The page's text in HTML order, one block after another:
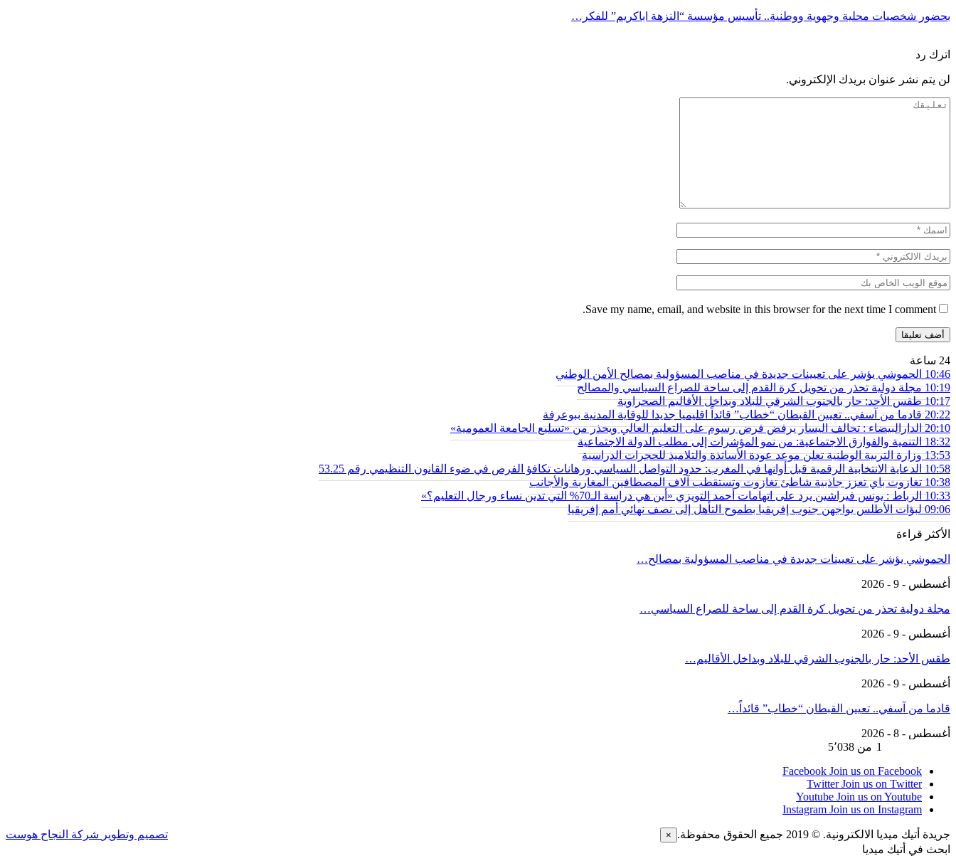
بحضور شخصيات محلية وجهوية ووطنية.. تأسيس مؤسسة “النزهة اباكريم” للفكر…
اترك رد
لن يتم نشر عنوان بريدك الإلكتروني.
Save my name, email, and website in this browser for the next time I comment.
24 ساعة
10:46 الحموشي يؤشر على تعيينات جديدة في مناصب المسؤولية بمصالح الأمن الوطني
10:19 مجلة دولية تحذر من تحويل كرة القدم إلى ساحة للصراع السياسي والمصالح
10:17 طقس الأحد: حار بالجنوب الشرقي للبلاد وبداخل الأقاليم الصحراوية
20:22 قادما من آسفي.. تعيين القبطان “خطاب” قائداً اقليميا جديدا للوقاية المدنية ببوعرفة
20:10 الدارالبيضاء : تحالف اليسار يرفض فرض رسوم على التعليم العالي ويحذر من «تسليع الجامعة العمومية»
18:32 التنمية والفوارق الاجتماعية: من نمو المؤشرات إلى مطلب الدولة الاجتماعية
13:53 وزارة التربية الوطنية تعلن موعد عودة الأساتذة والتلاميذ للحجرات الدراسية
10:58 الدعاية الانتخابية الرقمية قبل أوانها في المغرب: حدود التواصل السياسي ورهانات تكافؤ الفرص في ضوء القانون التنظيمي رقم 53.25
10:38 تغازوت باي تعزز جاذبية شاطئ تغازوت وتستقطب آلاف المصطافين المغاربة والأجانب
10:33 الرباط : يونس فيراشين يرد على اتهامات أحمد التويزي «أين هي دراسة الـ70% التي تدين نساء ورجال التعليم؟»
09:06 لبؤات الأطلس يواجهن جنوب إفريقيا بطموح التأهل إلى نصف نهائي أمم إفريقيا
الأكثر قراءة
الحموشي يؤشر على تعيينات جديدة في مناصب المسؤولية بمصالح…
أغسطس - 9 - 2026
مجلة دولية تحذر من تحويل كرة القدم إلى ساحة للصراع السياسي…
أغسطس - 9 - 2026
طقس الأحد: حار بالجنوب الشرقي للبلاد وبداخل الأقاليم…
أغسطس - 9 - 2026
قادما من آسفي.. تعيين القبطان “خطاب” قائداً…
أغسطس - 8 - 2026
1 من 5٬038
Facebook Join us on Facebook
Twitter Join us on Twitter
Youtube Join us on Youtube
Instagram Join us on Instagram
جريدة أتيك ميديا الالكترونية. © 2019 جميع الحقوق محفوظة. تصميم وتطوير شركة النجاح هوست ×
ابحث في أتيك ميديا